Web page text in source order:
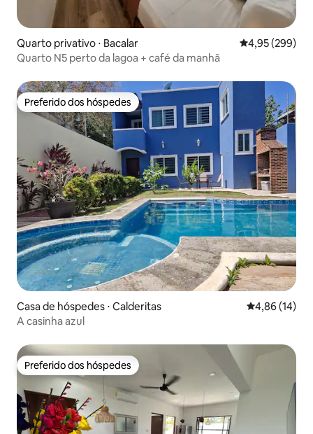
Quarto privativo ⋅ Bacalar 4,95 de uma
4,95 (299)
Quarto N5 perto da lagoa + café da manhã
Preferido dos hóspedes
Preferido dos hóspedes
Casa de hóspedes ⋅ Calderitas 4,86 de uma
4,86 (14)
A casinha azul
Preferido dos hóspedes
Preferido dos hóspedes